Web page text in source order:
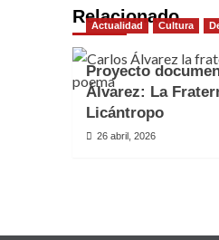
Relacionado
Actualidad Cultura
Proyecto
Álvarez: La
Licántropo
26 abril, 2026